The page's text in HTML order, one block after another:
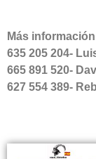
Más
635 205 204-
665 891 520-
627 554 389-